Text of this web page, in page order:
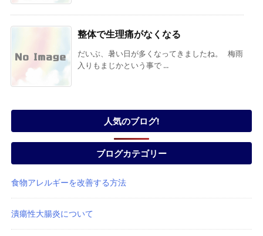
整体で生理痛がなくなる
だいぶ、暑い日が多くなってきましたね。 梅雨
入りもまじかという事で ...
人気のブログ!
ブログカテゴリー
食物アレルギーを改善する方法
潰瘍性大腸炎について